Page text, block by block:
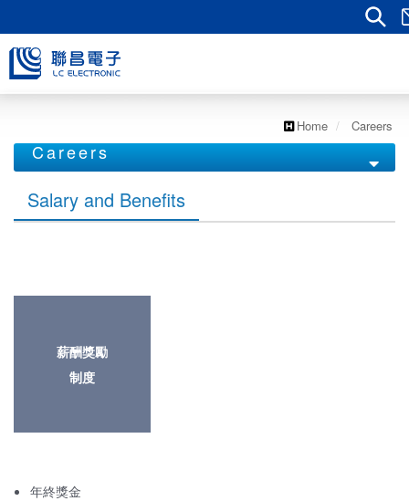
Home Careers
Careers
Salary and Benefits
Training Development
Salary and Benefits
薪酬獎勵
制度
年終獎金